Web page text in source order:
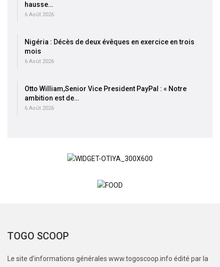
hausse…
6 Août 2026
Nigéria : Décès de deux évêques en exercice en trois
mois
6 Août 2026
Otto William,Senior Vice President PayPal : « Notre
ambition est de…
6 Août 2026
TOGO SCOOP
Le site d’informations générales www.togoscoop.info édité par la